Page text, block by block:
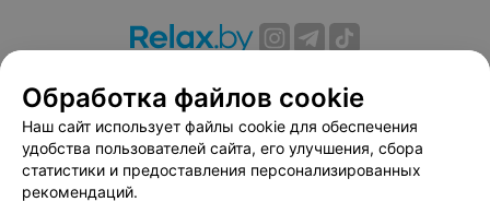
Вакансии
Публичный договор
Способы оплаты
Публичный договор по использованию сервиса
«Афиша»
Пользовательское соглашение
Обработка файлов cookie
Наш сайт использует файлы cookie для обеспечения
удобства пользователей сайта, его улучшения, сбора
статистики и предоставления персонализированных
рекомендаций.